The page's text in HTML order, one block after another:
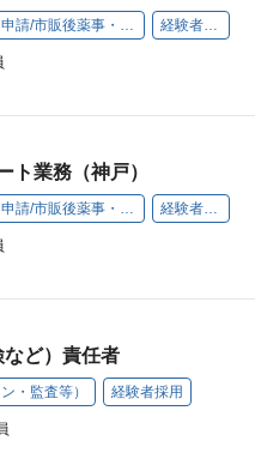
経験者採用
ト業務（神戸）
経験者採用
ど）責任者
・監査等） 経験者採用